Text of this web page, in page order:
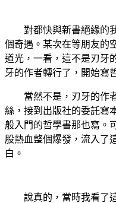
對都快與新書絕緣的我
個奇遇。某次在等朋友的
道光，一看，這不是刃牙
牙的作者轉行了，開始寫
當然不是，刃牙的作者
絲，接到出版社的委託寫
般入門的哲學書那也寫。
股熱血整個爆發，流入了
白。
說真的，當時我看了這